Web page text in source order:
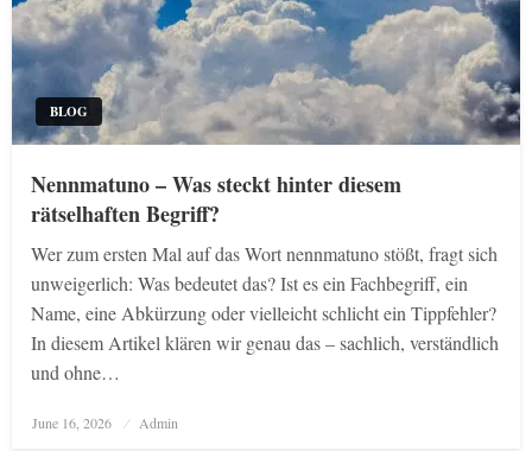
BLOG
Nennmatuno – Was steckt hinter diesem
rätselhaften Begriff?
Wer zum ersten Mal auf das Wort nennmatuno stößt, fragt sich
unweigerlich: Was bedeutet das? Ist es ein Fachbegriff, ein
Name, eine Abkürzung oder vielleicht schlicht ein Tippfehler?
In diesem Artikel klären wir genau das – sachlich, verständlich
und ohne…
Posted
June 16, 2026 Admin